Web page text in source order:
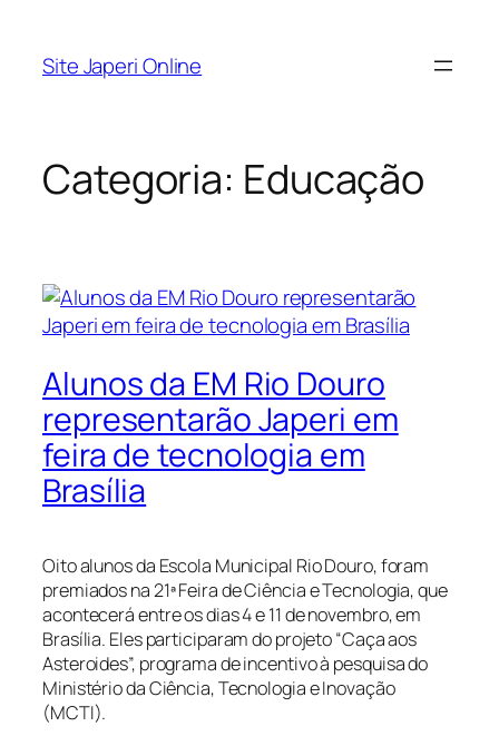
Site Japeri Online
Categoria: Educação
Alunos da EM Rio Douro
representarão Japeri em
feira de tecnologia em
Brasília
Oito alunos da Escola Municipal Rio Douro, foram
premiados na 21ª Feira de Ciência e Tecnologia, que
acontecerá entre os dias 4 e 11 de novembro, em
Brasília. Eles participaram do projeto “Caça aos
Asteroides”, programa de incentivo à pesquisa do
Ministério da Ciência, Tecnologia e Inovação
(MCTI).